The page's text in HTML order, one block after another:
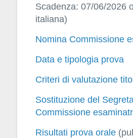
Scadenza: 07/06/2026
italiana)
Nomina Commissione
Data e tipologia prova
Criteri di valutazione
Sostituzione del
Commissione
Risultati prova orale